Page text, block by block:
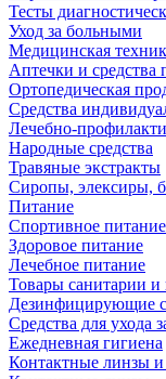
Тесты
Уход за больными
Медицинская
Аптечки и
Ортопедическая
Средства
Лечебно-
Народные средства
Травяные экстракты
Сиропы, элексиры,
Питание
Спортивное питание
Здоровое питание
Лечебное питание
Товары санитарии и
Дезинфицирующие
Средства для ухода
Ежедневная гигиена
Контактные линзы и